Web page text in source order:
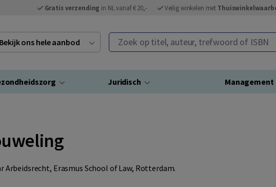
Gratis verzending in NL vanaf € 20,- Veilig winkelen met
Bekijk ons hele aanbod Zoek op titel, auteur, trefwoord of ISBN
Juridisch Management
Arbeidsrecht, Erasmus School of Law, Rotterdam.